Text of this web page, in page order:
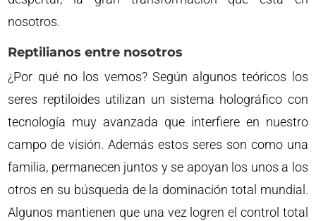
nosotros.
Reptilianos entre nosotros
¿Por qué no los vemos? Según algunos teóricos los
seres reptiloides utilizan un sistema holográfico con
tecnología muy avanzada que interfiere en nuestro
campo de visión. Además estos seres son como una
familia, permanecen juntos y se apoyan los unos a los
otros en su búsqueda de la dominación total mundial.
Algunos mantienen que una vez logren el control total